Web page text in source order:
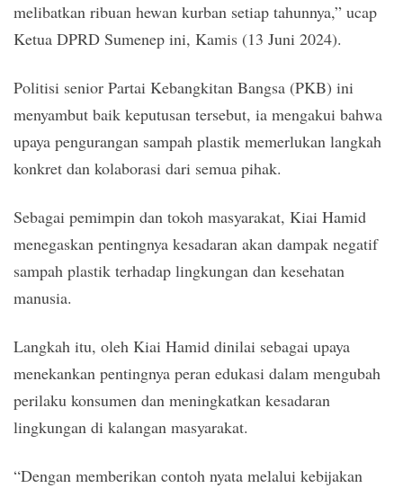
melibatkan ribuan hewan kurban setiap tahunnya,” ucap
Ketua DPRD Sumenep ini, Kamis (13 Juni 2024).
Politisi senior Partai Kebangkitan Bangsa (PKB) ini
menyambut baik keputusan tersebut, ia mengakui bahwa
upaya pengurangan sampah plastik memerlukan langkah
konkret dan kolaborasi dari semua pihak.
Sebagai pemimpin dan tokoh masyarakat, Kiai Hamid
menegaskan pentingnya kesadaran akan dampak negatif
sampah plastik terhadap lingkungan dan kesehatan
manusia.
Langkah itu, oleh Kiai Hamid dinilai sebagai upaya
menekankan pentingnya peran edukasi dalam mengubah
perilaku konsumen dan meningkatkan kesadaran
lingkungan di kalangan masyarakat.
“Dengan memberikan contoh nyata melalui kebijakan